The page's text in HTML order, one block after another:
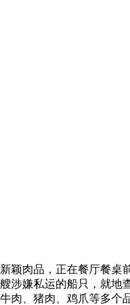
肉品，正在餐厅餐桌
涉嫌私运的船只，就地
肉、猪肉、鸡爪等多个